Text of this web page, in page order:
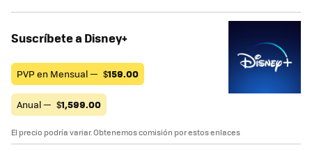
Suscríbete a Disney+
PVP en Mensual — $159.00
Anual — $1,599.00
El precio podría variar. Obtenemos comisión por estos enlaces